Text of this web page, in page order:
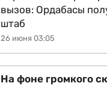
26 июня 03:05
вызов: Ордабасы
штаб
На фоне громкого